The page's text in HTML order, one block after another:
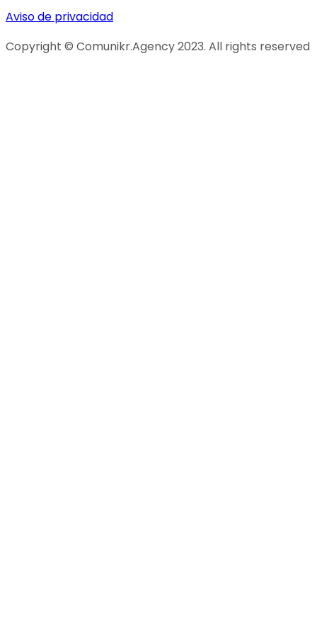
Aviso de privacidad
Copyright © Comunikr.Agency 2023. All rights reserved